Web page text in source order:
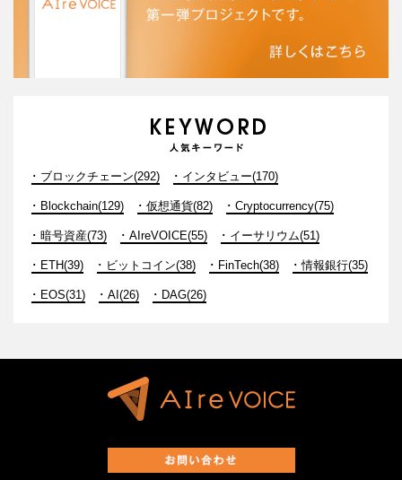
ブロックチェーン(292) インタビュー(170)
Blockchain(129) 仮想通貨(82) Cryptocurrency(75)
暗号資産(73) AIreVOICE(55) イーサリウム(51)
ETH(39) ビットコイン(38) FinTech(38) 情報銀行(35)
EOS(31) AI(26) DAG(26)